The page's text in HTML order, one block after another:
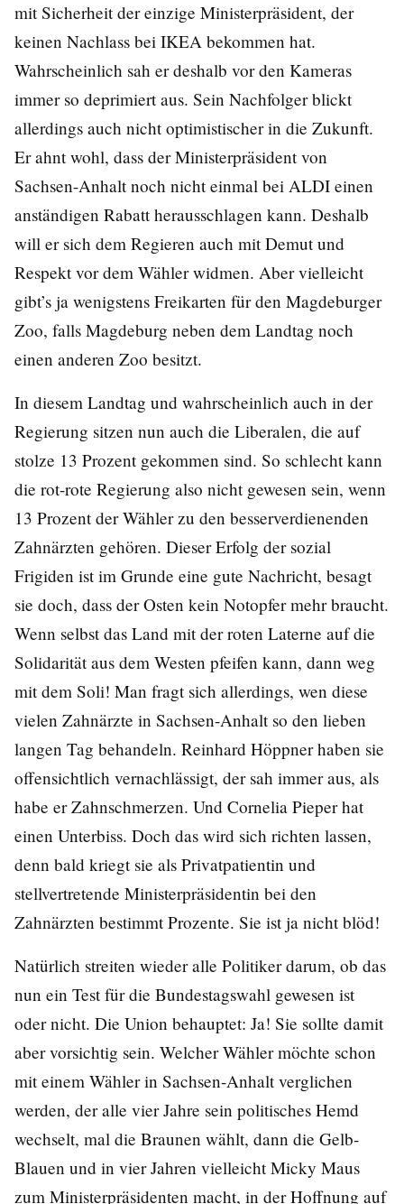
mit Sicherheit der einzige Ministerpräsident, der
keinen Nachlass bei IKEA bekommen hat.
Wahrscheinlich sah er deshalb vor den Kameras
immer so deprimiert aus. Sein Nachfolger blickt
allerdings auch nicht optimistischer in die Zukunft.
Er ahnt wohl, dass der Ministerpräsident von
Sachsen-Anhalt noch nicht einmal bei ALDI einen
anständigen Rabatt herausschlagen kann. Deshalb
will er sich dem Regieren auch mit Demut und
Respekt vor dem Wähler widmen. Aber vielleicht
gibt’s ja wenigstens Freikarten für den Magdeburger
Zoo, falls Magdeburg neben dem Landtag noch
einen anderen Zoo besitzt.
In diesem Landtag und wahrscheinlich auch in der
Regierung sitzen nun auch die Liberalen, die auf
stolze 13 Prozent gekommen sind. So schlecht kann
die rot-rote Regierung also nicht gewesen sein, wenn
13 Prozent der Wähler zu den besserverdienenden
Zahnärzten gehören. Dieser Erfolg der sozial
Frigiden ist im Grunde eine gute Nachricht, besagt
sie doch, dass der Osten kein Notopfer mehr braucht.
Wenn selbst das Land mit der roten Laterne auf die
Solidarität aus dem Westen pfeifen kann, dann weg
mit dem Soli! Man fragt sich allerdings, wen diese
vielen Zahnärzte in Sachsen-Anhalt so den lieben
langen Tag behandeln. Reinhard Höppner haben sie
offensichtlich vernachlässigt, der sah immer aus, als
habe er Zahnschmerzen. Und Cornelia Pieper hat
einen Unterbiss. Doch das wird sich richten lassen,
denn bald kriegt sie als Privatpatientin und
stellvertretende Ministerpräsidentin bei den
Zahnärzten bestimmt Prozente. Sie ist ja nicht blöd!
Natürlich streiten wieder alle Politiker darum, ob das
nun ein Test für die Bundestagswahl gewesen ist
oder nicht. Die Union behauptet: Ja! Sie sollte damit
aber vorsichtig sein. Welcher Wähler möchte schon
mit einem Wähler in Sachsen-Anhalt verglichen
werden, der alle vier Jahre sein politisches Hemd
wechselt, mal die Braunen wählt, dann die Gelb-
Blauen und in vier Jahren vielleicht Micky Maus
zum Ministerpräsidenten macht, in der Hoffnung auf